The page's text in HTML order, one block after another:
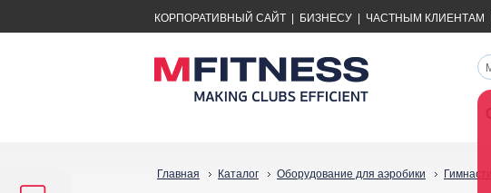
КОРПОРАТИВНЫЙ САЙТ БИЗНЕСУ ЧАСТНЫМ КЛИЕНТАМ
Главная Каталог Оборудование для аэробики